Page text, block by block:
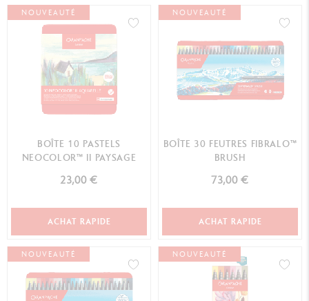
NOUVEAUTÉ
BOÎTE 10 PASTELS
NEOCOLOR™ II PAYSAGE
23,00 €
ACHAT RAPIDE
NOUVEAUTÉ
BOÎTE 30 FEUTRES FIBRALO™
BRUSH
73,00 €
ACHAT RAPIDE
NOUVEAUTÉ NOUVEAUTÉ